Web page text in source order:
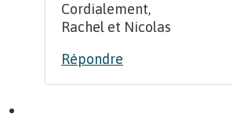
Cordialement,
Rachel et Nicolas
Répondre